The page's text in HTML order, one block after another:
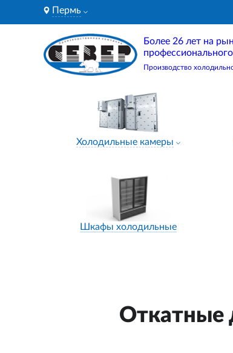
Пермь
Более 26 лет на
Производство
Холодильные камеры
Шкафы холодильные
Откатные